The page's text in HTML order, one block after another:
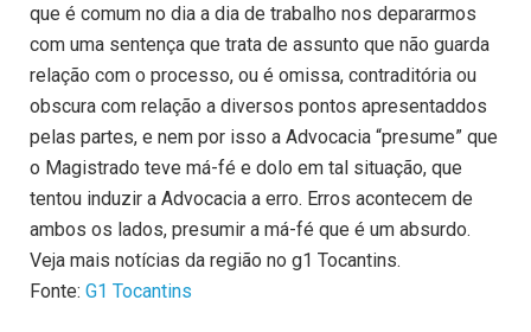
que é comum no dia a dia de trabalho nos depararmos
com uma sentença que trata de assunto que não guarda
relação com o processo, ou é omissa, contraditória ou
obscura com relação a diversos pontos apresentaddos
pelas partes, e nem por isso a Advocacia “presume” que
o Magistrado teve má-fé e dolo em tal situação, que
tentou induzir a Advocacia a erro. Erros acontecem de
ambos os lados, presumir a má-fé que é um absurdo.
Veja mais notícias da região no g1 Tocantins.
Fonte: G1 Tocantins